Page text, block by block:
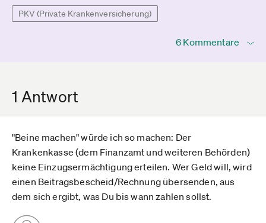
PKV (Private Krankenversicherung)
6 Kommentare
1 Antwort
"Beine machen" würde ich so machen: Der
Krankenkasse (dem Finanzamt und weiteren Behörden)
keine Einzugsermächtigung erteilen. Wer Geld will, wird
einen Beitragsbescheid/Rechnung übersenden, aus
dem sich ergibt, was Du bis wann zahlen sollst.